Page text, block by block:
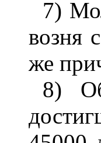
7)
возня
же
8)